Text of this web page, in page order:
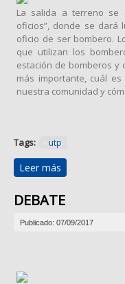
La salida a terreno se
oficios”, donde se dará
oficio de ser bombero.
que utilizan los
estación de bomberos y
más importante, cuál
nuestra comunidad y
Tags: utp
Leer más
DEBATE
Publicado: 07/09/2017